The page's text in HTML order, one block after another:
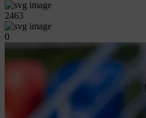
2463
0